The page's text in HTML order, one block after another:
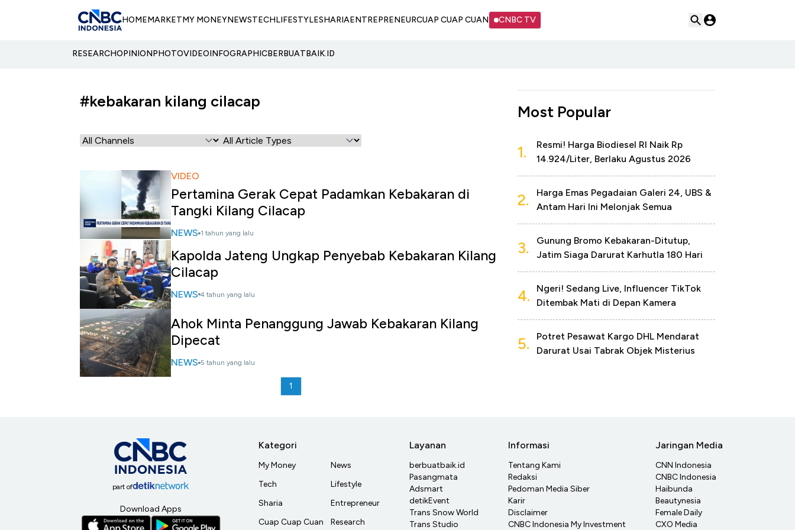
HOMEMARKETMY MONEYNEWSTECHLIFESTYLESHARIAENTREPRENEURCUAP CUAP CUAN CNBC TV
RESEARCHOPINIONPHOTOVIDEOINFOGRAPHICBERBUATBAIK.ID
#kebakaran kilang cilacap
VIDEO
Pertamina Gerak Cepat Padamkan Kebakaran di
Tangki Kilang Cilacap
NEWS 1 tahun yang lalu
Kapolda Jateng Ungkap Penyebab Kebakaran Kilang
Cilacap
NEWS 4 tahun yang lalu
Ahok Minta Penanggung Jawab Kebakaran Kilang
Dipecat
NEWS 5 tahun yang lalu
1
Most Popular
1.
Resmi! Harga Biodiesel RI Naik Rp
14.924/Liter, Berlaku Agustus 2026
2.
Harga Emas Pegadaian Galeri 24, UBS &
Antam Hari Ini Melonjak Semua
3.
Gunung Bromo Kebakaran-Ditutup,
Jatim Siaga Darurat Karhutla 180 Hari
4.
Ngeri! Sedang Live, Influencer TikTok
Ditembak Mati di Depan Kamera
5.
Potret Pesawat Kargo DHL Mendarat
Darurat Usai Tabrak Objek Misterius
part of
Download Apps
Kategori
My Money
Tech
Sharia
Cuap Cuap Cuan
News
Lifestyle
Entrepreneur
Research
Layanan
berbuatbaik.id
Pasangmata
Adsmart
detikEvent
Trans Snow World
Trans Studio
Informasi
Tentang Kami
Redaksi
Pedoman Media Siber
Karir
Disclaimer
CNBC Indonesia My Investment
Jaringan Media
CNN Indonesia
CNBC Indonesia
Haibunda
Beautynesia
Female Daily
CXO Media